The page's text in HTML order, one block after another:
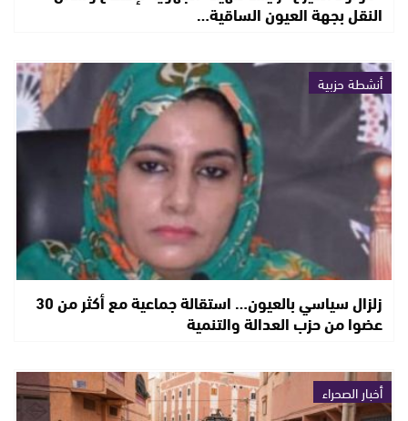
النقل بجهة العيون الساقية…
أنشطة حزبية
زلزال سياسي بالعيون… استقالة جماعية مع أكثر من 30
عضوا من حزب العدالة والتنمية
أخبار الصحراء